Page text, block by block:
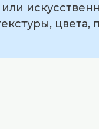
цвета,